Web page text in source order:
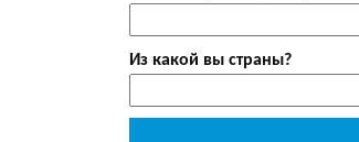
Из какой вы страны?